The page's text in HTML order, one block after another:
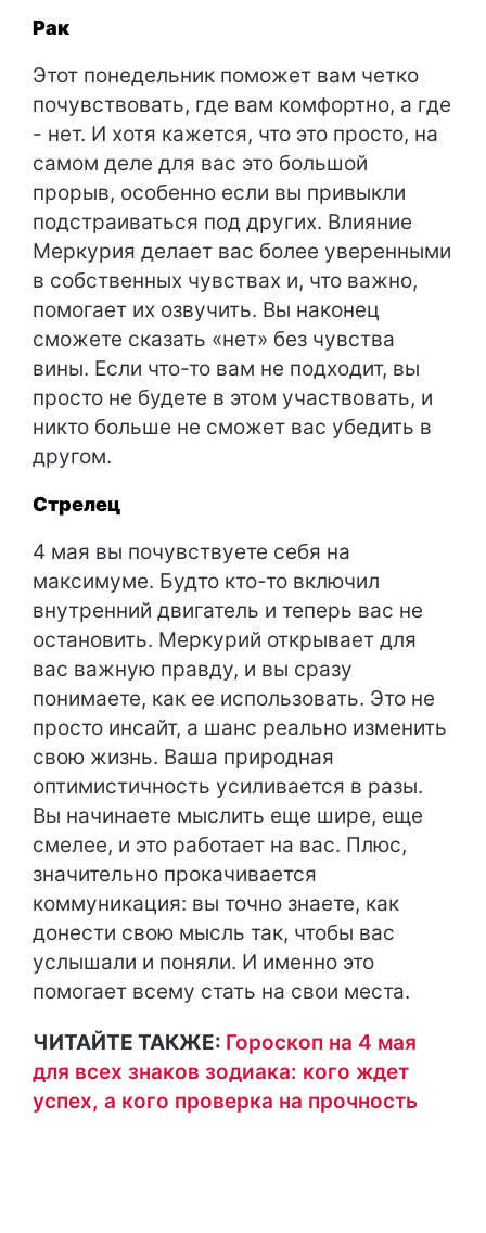
Рак
Этот понедельник поможет вам четко
почувствовать, где вам комфортно, а где
- нет. И хотя кажется, что это просто, на
самом деле для вас это большой
прорыв, особенно если вы привыкли
подстраиваться под других. Влияние
Меркурия делает вас более уверенными
в собственных чувствах и, что важно,
помогает их озвучить. Вы наконец
сможете сказать «нет» без чувства
вины. Если что-то вам не подходит, вы
просто не будете в этом участвовать, и
никто больше не сможет вас убедить в
другом.
Стрелец
4 мая вы почувствуете себя на
максимуме. Будто кто-то включил
внутренний двигатель и теперь вас не
остановить. Меркурий открывает для
вас важную правду, и вы сразу
понимаете, как ее использовать. Это не
просто инсайт, а шанс реально изменить
свою жизнь. Ваша природная
оптимистичность усиливается в разы.
Вы начинаете мыслить еще шире, еще
смелее, и это работает на вас. Плюс,
значительно прокачивается
коммуникация: вы точно знаете, как
донести свою мысль так, чтобы вас
услышали и поняли. И именно это
помогает всему стать на свои места.
ЧИТАЙТЕ ТАКЖЕ: Гороскоп на 4 мая
для всех знаков зодиака: кого ждет
успех, а кого проверка на прочность